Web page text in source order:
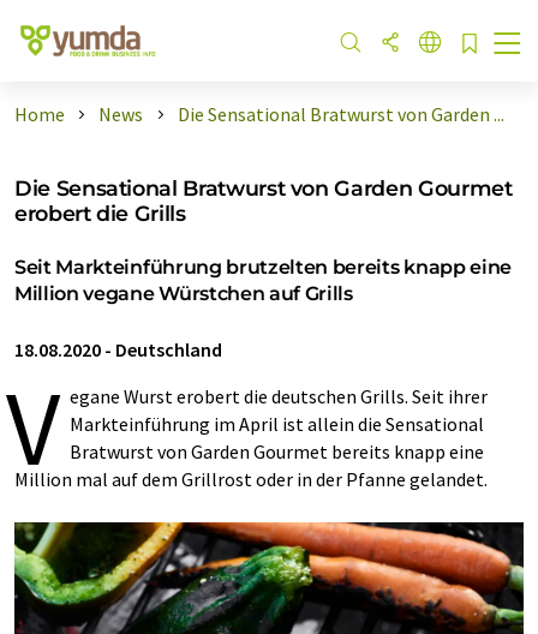
Home News Die Sensational Bratwurst von Garden ...
Die Sensational Bratwurst von Garden Gourmet
erobert die Grills
Seit Markteinführung brutzelten bereits knapp eine
Million vegane Würstchen auf Grills
18.08.2020 - Deutschland
V egane Wurst erobert die deutschen Grills. Seit ihrer
Markteinführung im April ist allein die Sensational
Bratwurst von Garden Gourmet bereits knapp eine
Million mal auf dem Grillrost oder in der Pfanne gelandet.